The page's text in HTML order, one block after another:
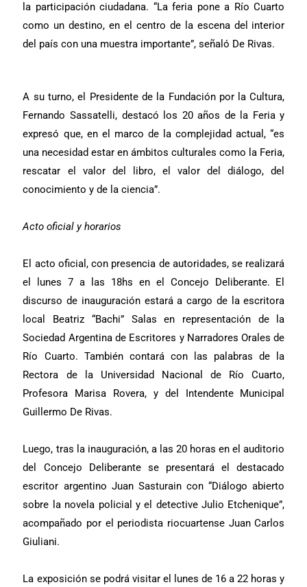
la participación ciudadana. “La feria pone a Río Cuarto
como un destino, en el centro de la escena del interior
del país con una muestra importante”, señaló De Rivas.
A su turno, el Presidente de la Fundación por la Cultura,
Fernando Sassatelli, destacó los 20 años de la Feria y
expresó que, en el marco de la complejidad actual, “es
una necesidad estar en ámbitos culturales como la Feria,
rescatar el valor del libro, el valor del diálogo, del
conocimiento y de la ciencia”.
Acto oficial y horarios
El acto oficial, con presencia de autoridades, se realizará
el lunes 7 a las 18hs en el Concejo Deliberante. El
discurso de inauguración estará a cargo de la escritora
local Beatriz “Bachi” Salas en representación de la
Sociedad Argentina de Escritores y Narradores Orales de
Río Cuarto. También contará con las palabras de la
Rectora de la Universidad Nacional de Río Cuarto,
Profesora Marisa Rovera, y del Intendente Municipal
Guillermo De Rivas.
Luego, tras la inauguración, a las 20 horas en el auditorio
del Concejo Deliberante se presentará el destacado
escritor argentino Juan Sasturain con “Diálogo abierto
sobre la novela policial y el detective Julio Etchenique”,
acompañado por el periodista riocuartense Juan Carlos
Giuliani.
La exposición se podrá visitar el lunes de 16 a 22 horas y